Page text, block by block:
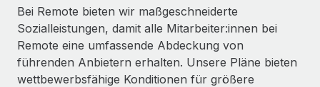
DIENSTLEISTUNGEN
Frag unsere Expert:innen
Hilfe von Expert:innen für globale HR & Compliance
Entdecke die Möglichkeiten einer Partnerschaft
Remote Build
Demnächst verfügbar
Beratung zu Integrationen und KI-Automatisierung
Newsroom
Informationen zu Gehältern und Qualifikationen
Insights Center
Bei Remote bieten wir maßgeschneiderte
Sozialleistungen, damit alle Mitarbeiter:innen bei
Remote eine umfassende Abdeckung von
führenden Anbietern erhalten. Unsere Pläne bieten
wettbewerbsfähige Konditionen für größere